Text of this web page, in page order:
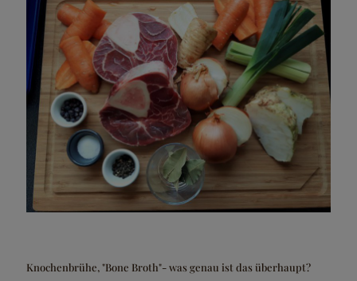
Knochenbrühe, "Bone Broth"- was genau ist das überhaupt?